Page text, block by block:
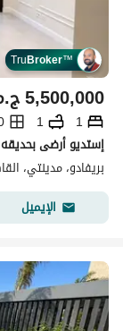
TruBroker™
5,500,000
1
1
إستديو أرضى
بريفادو، مدينتي،
الإيميل